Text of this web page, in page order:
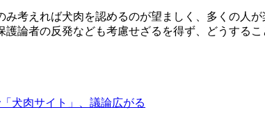
み考えれば犬肉を認めるのが望ましく、多くの人
論者の反発なども考慮せざるを得ず、どうするこ
犬肉サイト」、議論広がる